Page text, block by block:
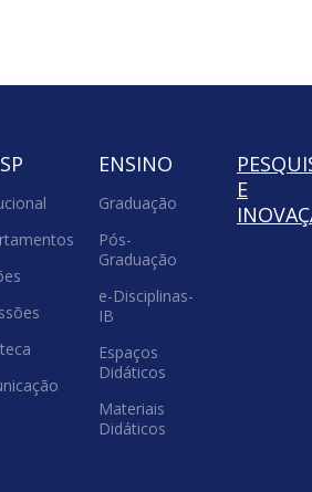
ENSINO
Graduação
Pós-
Graduação
e-Disciplinas-
IB
Espaços
Didáticos
Materiais
Didáticos
E